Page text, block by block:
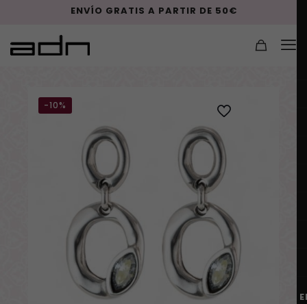
ENVÍO GRATIS A PARTIR DE 50€
-10%